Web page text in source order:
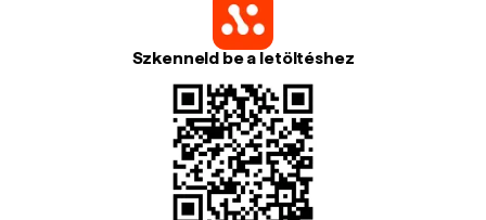
Szkenneld be a letöltéshez